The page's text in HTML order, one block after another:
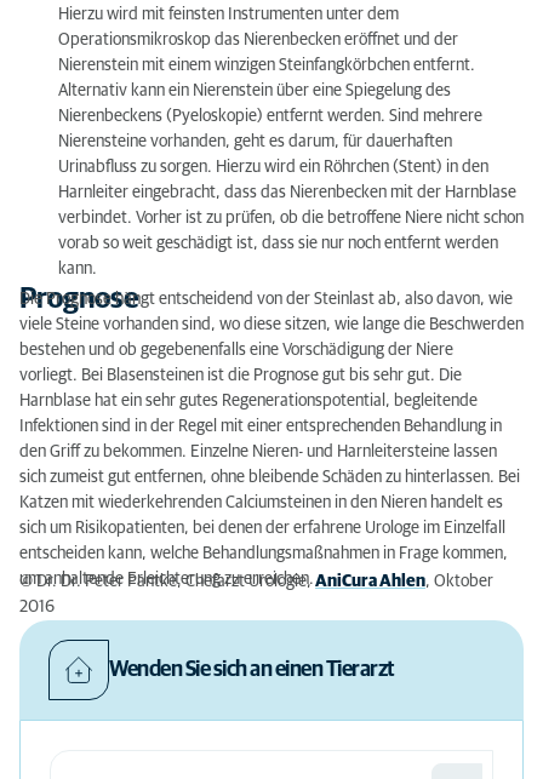
Hierzu wird mit feinsten Instrumenten unter dem
Operationsmikroskop das Nierenbecken eröffnet und der
Nierenstein mit einem winzigen Steinfangkörbchen entfernt.
Alternativ kann ein Nierenstein über eine Spiegelung des
Nierenbeckens (Pyeloskopie) entfernt werden. Sind mehrere
Nierensteine vorhanden, geht es darum, für dauerhaften
Urinabfluss zu sorgen. Hierzu wird ein Röhrchen (Stent) in den
Harnleiter eingebracht, dass das Nierenbecken mit der Harnblase
verbindet. Vorher ist zu prüfen, ob die betroffene Niere nicht schon
vorab so weit geschädigt ist, dass sie nur noch entfernt werden
kann.
Prognose
Die Prognose hängt entscheidend von der Steinlast ab, also davon, wie
viele Steine vorhanden sind, wo diese sitzen, wie lange die Beschwerden
bestehen und ob gegebenenfalls eine Vorschädigung der Niere
vorliegt. Bei Blasensteinen ist die Prognose gut bis sehr gut. Die
Harnblase hat ein sehr gutes Regenerationspotential, begleitende
Infektionen sind in der Regel mit einer entsprechenden Behandlung in
den Griff zu bekommen. Einzelne Nieren- und Harnleitersteine lassen
sich zumeist gut entfernen, ohne bleibende Schäden zu hinterlassen. Bei
Katzen mit wiederkehrenden Calciumsteinen in den Nieren handelt es
sich um Risikopatienten, bei denen der erfahrene Urologe im Einzelfall
entscheiden kann, welche Behandlungsmaßnahmen in Frage kommen,
um anhaltende Erleichterung zu erreichen.
© Dr. Dr. Peter Pantke, Chefarzt Urologie,AniCura Ahlen, Oktober
2016
Wenden Sie sich an einen Tierarzt